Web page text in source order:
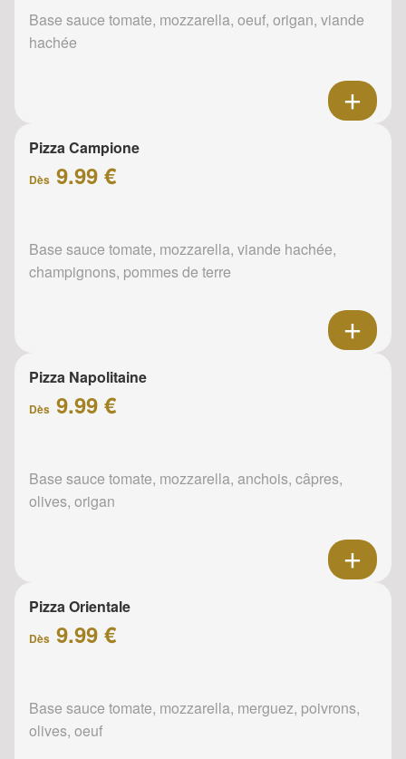
Base sauce tomate, mozzarella, oeuf, origan, viande
hachée
Pizza Campione
Dès 9.99 €
Base sauce tomate, mozzarella, viande hachée,
champignons, pommes de terre
Pizza Napolitaine
Dès 9.99 €
Base sauce tomate, mozzarella, anchois, câpres,
olives, origan
Pizza Orientale
Dès 9.99 €
Base sauce tomate, mozzarella, merguez, poivrons,
olives, oeuf